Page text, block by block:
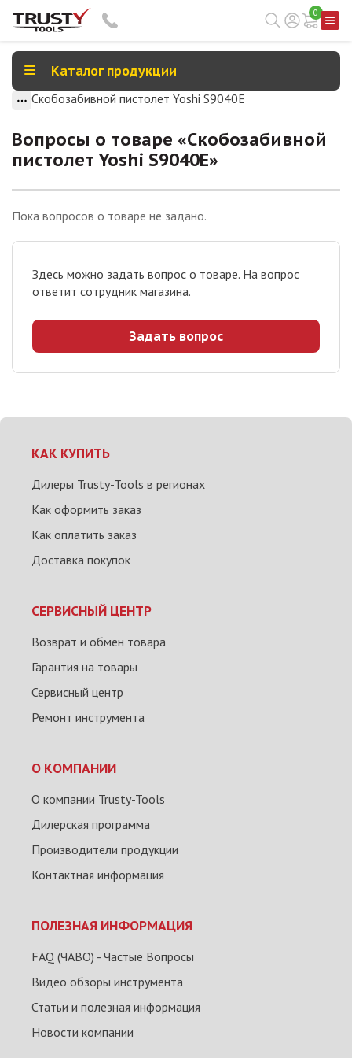
0
Каталог продукции
Скобозабивной пистолет Yoshi S9040E
Вопросы о товаре «Скобозабивной
пистолет Yoshi S9040E»
Здесь можно задать вопрос о товаре. На вопрос
ответит сотрудник магазина.
Задать вопрос
Пока вопросов о товаре не задано.
КАК КУПИТЬ
Дилеры Trusty-Tools в регионах
Как оформить заказ
Как оплатить заказ
Доставка покупок
СЕРВИСНЫЙ ЦЕНТР
Возврат и обмен товара
Гарантия на товары
Сервисный центр
Ремонт инструмента
О КОМПАНИИ
О компании Trusty-Tools
Дилерская программа
Производители продукции
Контактная информация
ПОЛЕЗНАЯ ИНФОРМАЦИЯ
FAQ (ЧАВО) - Частые Вопросы
Видео обзоры инструмента
Статьи и полезная информация
Новости компании